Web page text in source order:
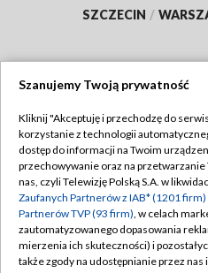
SZCZECIN /
Abonament TVP
Emisja w TVP
Centrum informacji TVP
Naziemna Telewizja Cyfrowa
Polityka
Moje
Szanujemy Twoją prywatność
Kliknij "Akceptuję i przechodzę do
korzystanie z technologii
dostęp do informacji na Twoim
przechowywanie oraz na
nas, czyli Telewizję Polską S.A. w
Zaufanych Partnerów z IAB* (1201 firm)
Partnerów TVP (93 firm), w celach
zautomatyzowanego dopasowania
mierzenia ich skuteczności) i
także zgody na udostępnianie przez